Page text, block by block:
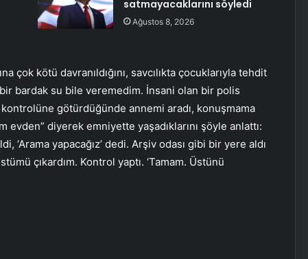
satmayacaklarını söyledi
Ağustos 8, 2026
çok kötü davranıldığını, savcılıkta çocuklarıyla tehdit
bardak su bile veremedim. İnsani olan bir polis
götürdüğünde annemi aradı, konuşmama
evden” diyerek emniyette yaşadıklarını şöyle anlattı:
‘Arama yapacağız’ dedi. Arşiv odası gibi bir yere aldı
çıkardım. Kontrol yaptı. ‘Tamam. Üstünü